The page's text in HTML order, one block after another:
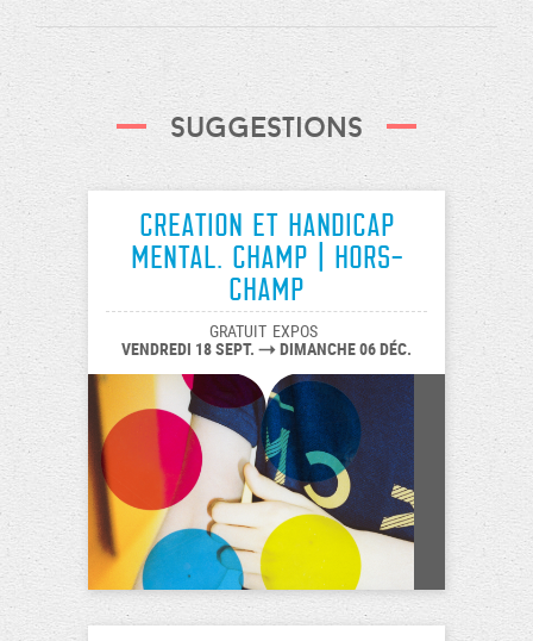
Suggestions
creation et handicap
mental. champ | hors-
champ
GRATUIT EXPOS
VENDREDI 18 SEPT. DIMANCHE 06 DÉC.